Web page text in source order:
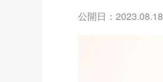
公開日：2023.08.18